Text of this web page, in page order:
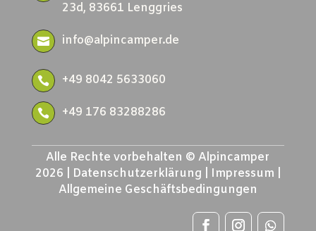
23d, 83661 Lenggries
 info@alpincamper.de
 +49 8042 5633060
 +49 176 83288286
Alle Rechte vorbehalten © Alpincamper
2026 | Datenschutzerklärung Impressum
Allgemeine Geschäftsbedingungen